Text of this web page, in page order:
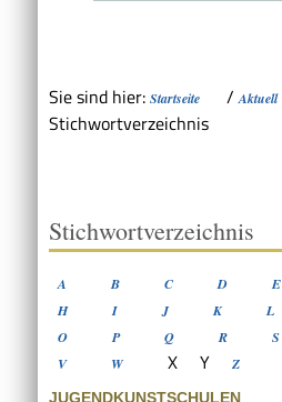
Sie sind hier: Startseite /Aktuell
Stichwortverzeichnis
Stichwortverzeichnis
A B C D E
H
I J K L
O
P Q R S
V
W X Y Z
JUGENDKUNSTSCHULEN